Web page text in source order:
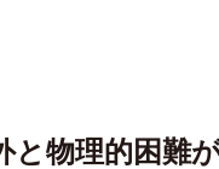
と物理的困難